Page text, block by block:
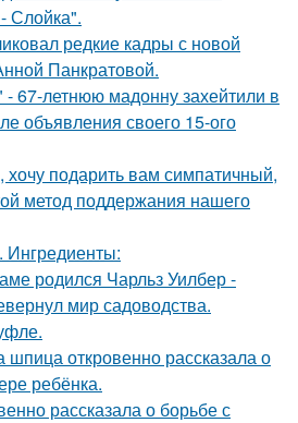
Слойка".
редкие кадры с новой
Панкратовой.
67-летнюю мадонну захейтили в
объявления своего 15-ого
подарить вам симпатичный,
метод поддержания нашего
Ингредиенты:
родился Чарльз Уилбер -
мир садоводства.
шпица откровенно рассказала о
ребёнка.
рассказала о борьбе с